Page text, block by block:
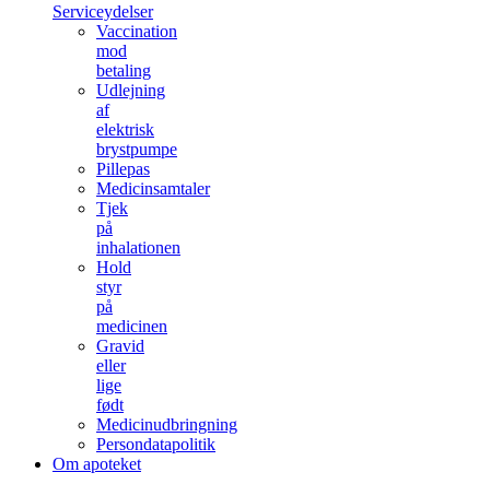
Serviceydelser
Vaccination
mod
betaling
Udlejning
af
elektrisk
brystpumpe
Pillepas
Medicinsamtaler
Tjek
på
inhalationen
Hold
styr
på
medicinen
Gravid
eller
lige
født
Medicinudbringning
Persondatapolitik
Om apoteket